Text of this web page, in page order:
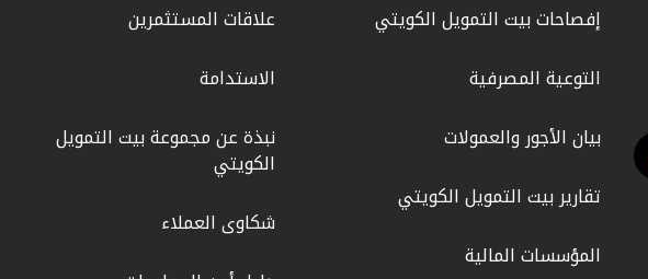
إفصاحات بيت التمويل الكويتي
التوعية المصرفية
بيان الأجور والعمولات
تقارير بيت التمويل الكويتي
المؤسسات المالية
علاقات المستثمرين
الاستدامة
نبذة عن مجموعة بيت التمويل
الكويتي
شكاوى العملاء